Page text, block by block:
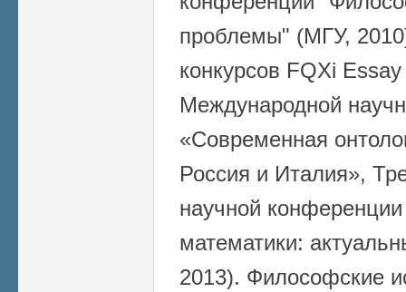
проблемы" (МГУ,
конкурсов FQXi
Международной
«Современная
Россия и Италия»,
научной
математики:
2013). Философские